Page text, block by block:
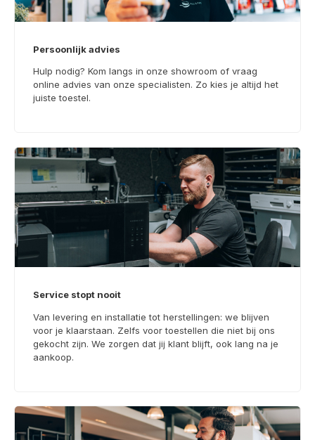
Persoonlijk advies
Hulp nodig? Kom langs in onze showroom of vraag
online advies van onze specialisten. Zo kies je altijd het
juiste toestel.
Service stopt nooit
Van levering en installatie tot herstellingen: we blijven
voor je klaarstaan. Zelfs voor toestellen die niet bij ons
gekocht zijn. We zorgen dat jij klant blijft, ook lang na je
aankoop.